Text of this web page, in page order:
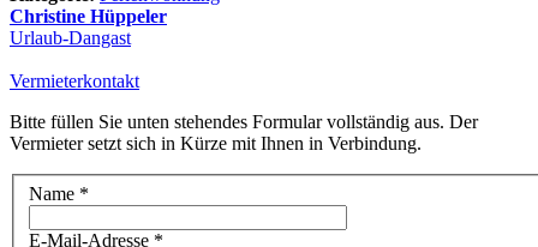
Christine Hüppeler
Urlaub-Dangast
Vermieterkontakt
Bitte füllen Sie unten stehendes Formular vollständig aus. Der
Vermieter setzt sich in Kürze mit Ihnen in Verbindung.
Name *
E-Mail-Adresse *